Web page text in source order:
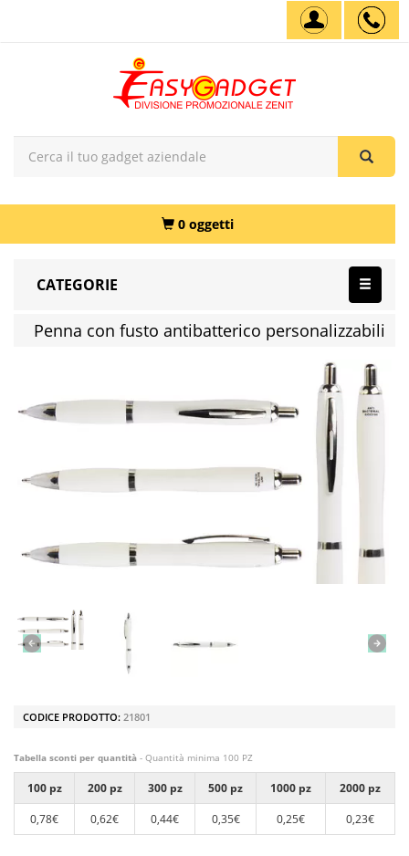
0 oggetti
CATEGORIE
Penna con fusto antibatterico personalizzabili
CODICE PRODOTTO: 21801
Tabella sconti per quantità - Quantità minima 100 PZ
100 pz 200 pz 300 pz 500 pz 1000 pz
2000 pz
0,78€
0,62€ 0,44€ 0,35€ 0,25€ 0,23€